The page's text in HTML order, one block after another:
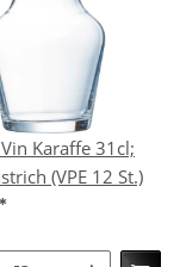
Karaffe 31cl;
(VPE 12 St.)
*